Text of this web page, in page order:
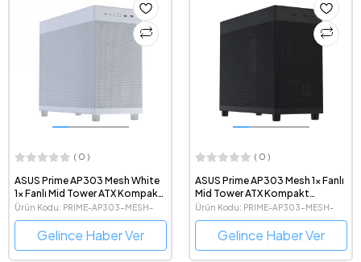
( 0 )
ASUS Prime AP303 Mesh White
1x Fanlı Mid Tower ATX Kompakt
Beyaz Gaming Kasa
Ürün Kodu: PRIME-AP303-MESH-
WHITE
Gelince Haber Ver
( 0 )
ASUS Prime AP303 Mesh 1x Fanlı
Mid Tower ATX Kompakt
Gaming Kasa
Ürün Kodu: PRIME-AP303-MESH-
BLACK
Gelince Haber Ver